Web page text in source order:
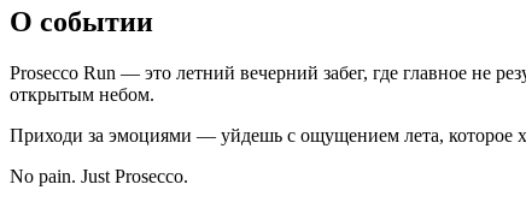
О событии
Prosecco Run — это летний вечерний забег, где главное не
открытым небом.
Приходи за эмоциями — уйдешь с ощущением лета, которое
No pain. Just Prosecco.